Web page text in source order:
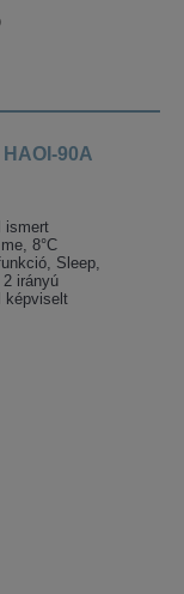
90A
ismert
8°C
Sleep,
irányú
képviselt